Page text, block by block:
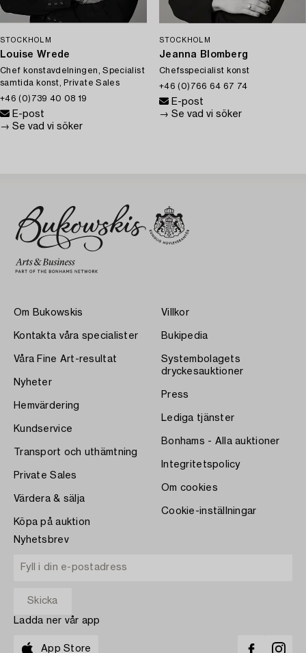
STOCKHOLM
Louise Wrede
Chef konstavdelningen, Specialist
samtida konst, Private Sales
+46 (0)739 40 08 19
E-post
→ Se vad vi söker
STOCKHOLM
Jeanna Blomberg
Chefsspecialist konst
+46 (0)766 64 67 74
E-post
→ Se vad vi söker
Om Bukowskis
Kontakta våra specialister
Våra Fine Art-resultat
Nyheter
Hemvärdering
Kundservice
Transport och uthämtning
Private Sales
Värdera & sälja
Köpa på auktion
Villkor
Bukipedia
Systembolagets
dryckesauktioner
Press
Lediga tjänster
Bonhams - Alla auktioner
Integritetspolicy
Om cookies
Cookie-inställningar
Nyhetsbrev
Ladda ner vår app
App Store